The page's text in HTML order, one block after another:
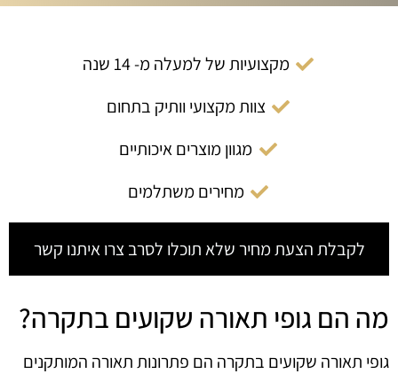
מקצועיות של למעלה מ- 14 שנה
צוות מקצועי וותיק בתחום
מגוון מוצרים איכותיים
מחירים משתלמים
לקבלת הצעת מחיר שלא תוכלו לסרב צרו איתנו קשר
מה הם גופי תאורה שקועים בתקרה?
גופי תאורה שקועים בתקרה הם פתרונות תאורה המותקנים